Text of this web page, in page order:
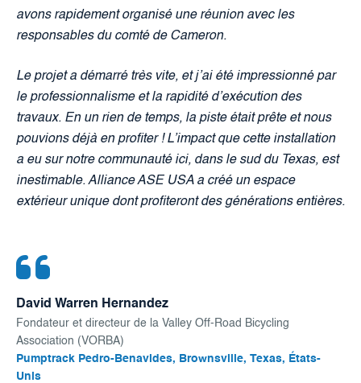
David Warren Hernandez
Fondateur et directeur de la Valley Off-Road Bicycling
Association (VORBA)
Pumptrack Pedro-Benavides, Brownsville, Texas, États-
Unis
avons rapidement organisé une réunion avec les
responsables du comté de Cameron.
Le projet a démarré très vite, et j’ai été impressionné par
le professionnalisme et la rapidité d’exécution des
travaux. En un rien de temps, la piste était prête et nous
pouvions déjà en profiter ! L’impact que cette installation
a eu sur notre communauté ici, dans le sud du Texas, est
inestimable. Alliance ASE USA a créé un espace
extérieur unique dont profiteront des générations entières.